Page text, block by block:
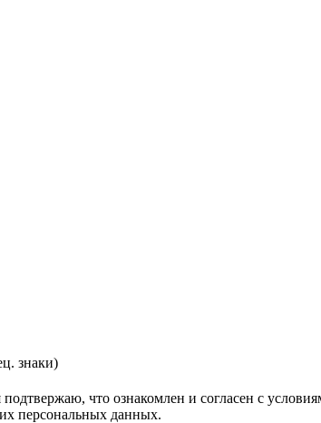
знаки)
что ознакомлен и согласен с
персональных данных.